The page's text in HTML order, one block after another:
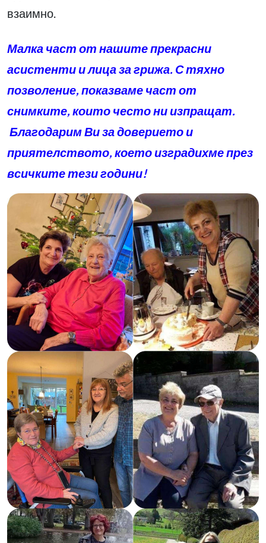
взаимно.
Малка част от нашите прекрасни
асистенти и лица за грижа. С тяхно
позволение, показваме част от
снимките, които често ни изпращат.
Благодарим Ви за доверието и
приятелството, което изградихме през
всичките тези години!